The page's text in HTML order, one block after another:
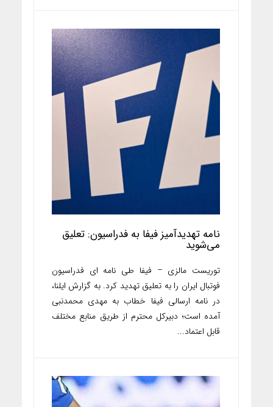
نامه تهدیدآمیز فیفا به فدراسیون: تعلیق
می‌شوید
توریست مالزی – فیفا طی نامه ای فدراسیون
فوتبال ایران را به تعلیق تهدید کرد. به گزارش ایلنا،
در نامه ارسالی فیفا خطاب به مهدی محمدنبی
آمده است؛ دبیرکل محترم از طریق منابع مختلف
قابل اعتماد...